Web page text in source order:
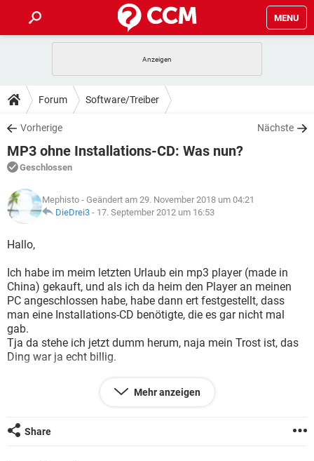
MENU
ANDROID IOS
WINDOWS 10
WHATSAPP TIKTOK
FACEBOOK
TIPPS & TRICKS
SPIELE
WINDOWS 10
WHATSAPP
FACEBOOK HARDWARE
DOWNLOADS
SPIELE STREAMING
ANDROID
WINDOWS 10 INSTAGRAM
WHATSAPP
FACEBOOK
FORUM
SPIELE
ANDROID IOS
FACEBOOK HARDWARE
LEXIKON
SPIELE
ANDROID
WINDOWS 10 INSTAGRAM
WHATSAPP TIKTOK
FACEBOOK HARDWARE
Forum Software/Treiber
Vorherige Nächste
MP3 ohne Installations-CD: Was nun?
Geschlossen
Mephisto - Geändert am 29. November 2018 um 04:21
DieDrei3 - 17. September 2012 um 16:53
Hallo,
Ich habe im meim letzten Urlaub ein mp3 player (made in
China) gekauft, und als ich da heim den Player an meinen
PC angeschlossen habe, habe dann ert festgestellt, dass
man eine Installations-CD benötigte, die es gar nicht mal
gab.
Tja da stehe ich jetzt dumm herum, naja mein Trost ist, das
Ding war ja echt billig.
Mein PC erkennt den Player aber mir fehlen die
Vielen Dank
Mehr anzeigen
Share